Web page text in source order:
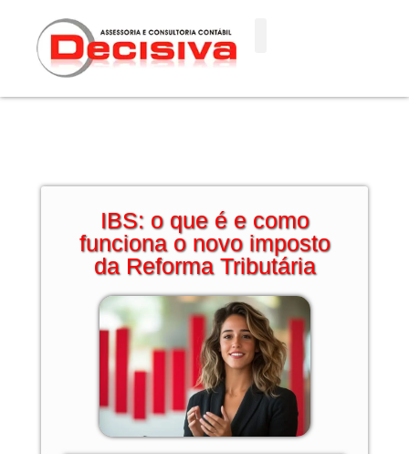
conteúdo
IBS: o que é e como
funciona o novo imposto
da Reforma Tributária